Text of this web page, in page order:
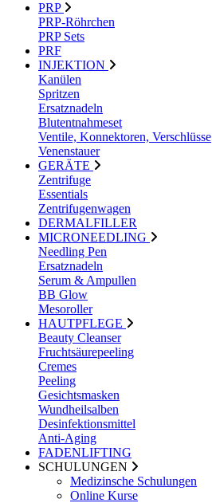
PRP
PRP-Röhrchen
PRP Sets
PRF
INJEKTION
Kanülen
Spritzen
Ersatznadeln
Blutentnahmeset
Ventile, Konnektoren, Verschlüsse
Venenstauer
GERÄTE
Zentrifuge
Essentials
Zentrifugenwagen
DERMALFILLER
MICRONEEDLING
Needling Pen
Ersatznadeln
Serum & Ampullen
BB Glow
Mesoroller
HAUTPFLEGE
Beauty Cleanser
Fruchtsäurepeeling
Cremes
Peeling
Gesichtsmasken
Wundheilsalben
Desinfektionsmittel
Anti-Aging
FADENLIFTING
SCHULUNGEN
Medizinsche Schulungen
Online Kurse